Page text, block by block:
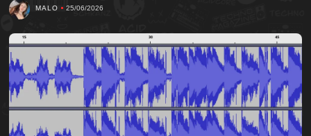
MALO 25/06/2026